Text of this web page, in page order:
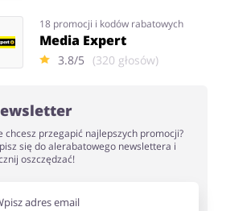
18 promocji i kodów rabatowych
Media Expert
3.8/5 (320 głosów)
chcesz przegapić najlepszych promocji?
się do alerabatowego newslettera i
oszczędzać!